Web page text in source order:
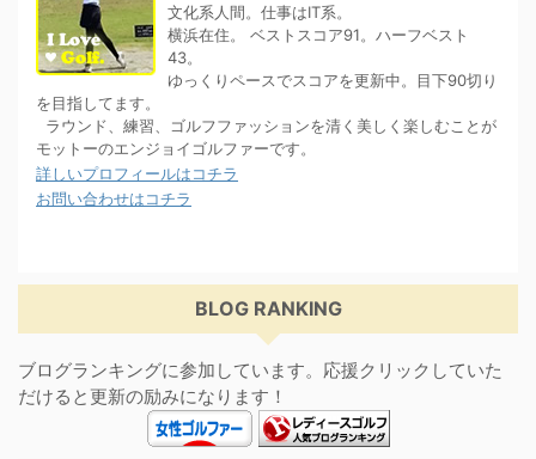
文化系人間。仕事はIT系。
横浜在住。 ベストスコア91。ハーフベスト
43。
ゆっくりペースでスコアを更新中。目下90切り
を目指してます。
ラウンド、練習、ゴルフファッションを清く美しく楽しむことが
モットーのエンジョイゴルファーです。
詳しいプロフィールはコチラ
お問い合わせはコチラ
BLOG RANKING
ブログランキングに参加しています。応援クリックしていた
だけると更新の励みになります！